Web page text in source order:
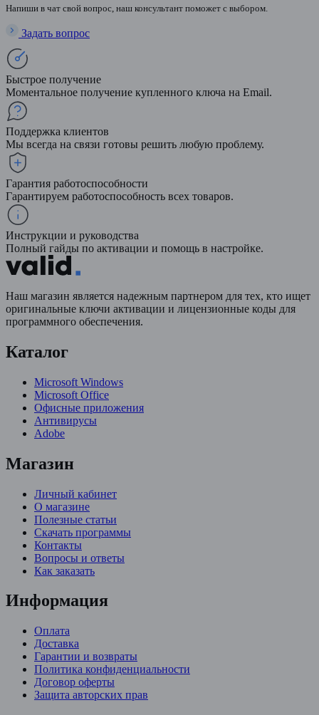
Напиши в чат свой вопрос, наш консультант поможет с выбором.
Задать вопрос
Быстрое получение
Моментальное получение купленного ключа на Email.
Поддержка клиентов
Мы всегда на связи готовы решить любую проблему.
Гарантия работоспособности
Гарантируем работоспособность всех товаров.
Инструкции и руководства
Полный гайды по активации и помощь в настройке.
Наш магазин является надежным партнером для тех, кто ищет
оригинальные ключи активации и лицензионные коды для
программного обеспечения.
Каталог
Microsoft Windows
Microsoft Office
Офисные приложения
Антивирусы
Adobe
Магазин
Личный кабинет
О магазине
Полезные статьи
Скачать программы
Контакты
Вопросы и ответы
Как заказать
Информация
Оплата
Доставка
Гарантии и возвраты
Политика конфиденциальности
Договор оферты
Защита авторских прав